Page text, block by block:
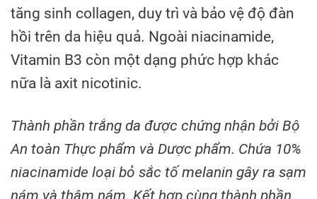
tăng sinh collagen, duy trì và bảo vệ độ đàn
hồi trên da hiệu quả. Ngoài niacinamide,
Vitamin B3 còn một dạng phức hợp khác
nữa là axit nicotinic.
Thành phần trắng da được chứng nhận bởi Bộ
An toàn Thực phẩm và Dược phẩm. Chứa 10%
niacinamide loại bỏ sắc tố melanin gây ra sạm